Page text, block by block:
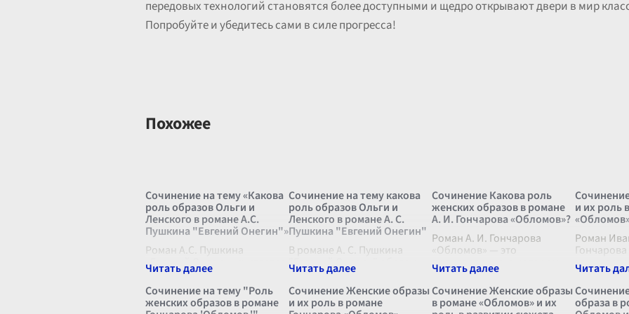
передовых технологий становятся более доступными и щедро открывают двери в мир
Попробуйте и убедитесь сами в силе прогресса!
Похожее
Сочинение на тему «Какова
роль образов Ольги и
Ленского в романе А.С.
Пушкина "Евгений Онегин"»
Роман А.С. Пушкина
«Евгений Онегин» считается
одним из самых значимых
произведений русской
литературы, и его
многослойный сюжет
Сочинение на тему какова
роль образов Ольги и
Ленского в романе А. С.
Пушкина "Евгений Онегин"
В романе А. С. Пушкина
"Евгений Онегин" образы
Ольги Лариной и
Владимира Ленского играют
ключевую роль и служат
важными элементами для
Сочинение Какова роль
женских образов в романе
А. И. Гончарова «Обломов»?
Роман А. И. Гончарова
«Обломов» — это
произведение, в котором
фигуры женских
персонажей играют
значимую и многогранную
роль. Женские образы в
и их роль
Роман
занимает
русской
и одним
женские
Сочинение на тему "Роль
женских образов в романе
Сочинение Женские образы
и их роль в романе
Сочинение Женские образы
в романе «Обломов» и их образа в